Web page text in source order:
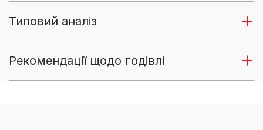
Типовий аналіз
Рекомендації щодо годівлі